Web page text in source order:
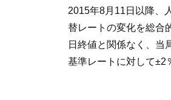
2015年8月11日以降、
替レートの変化を総合
日終値と関係なく、当
基準レートに対して±2